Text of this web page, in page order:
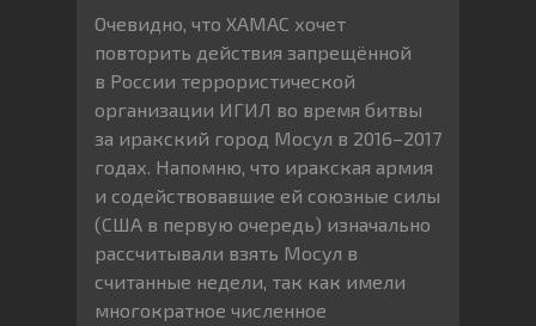
Очевидно, что ХАМАС хочет
повторить действия запрещённой
в России террористической
организации ИГИЛ во время битвы
за иракский город Мосул в 2016–2017
годах. Напомню, что иракская армия
и содействовавшие ей союзные силы
(США в первую очередь) изначально
рассчитывали взять Мосул в
считанные недели, так как имели
многократное численное